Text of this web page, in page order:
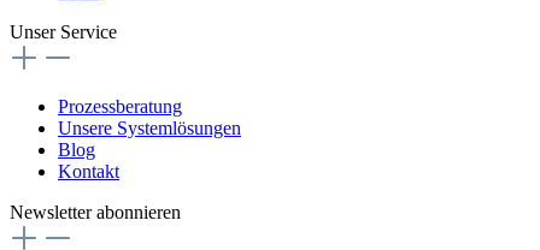
Unser Service
Prozessberatung
Unsere Systemlösungen
Blog
Kontakt
Newsletter abonnieren